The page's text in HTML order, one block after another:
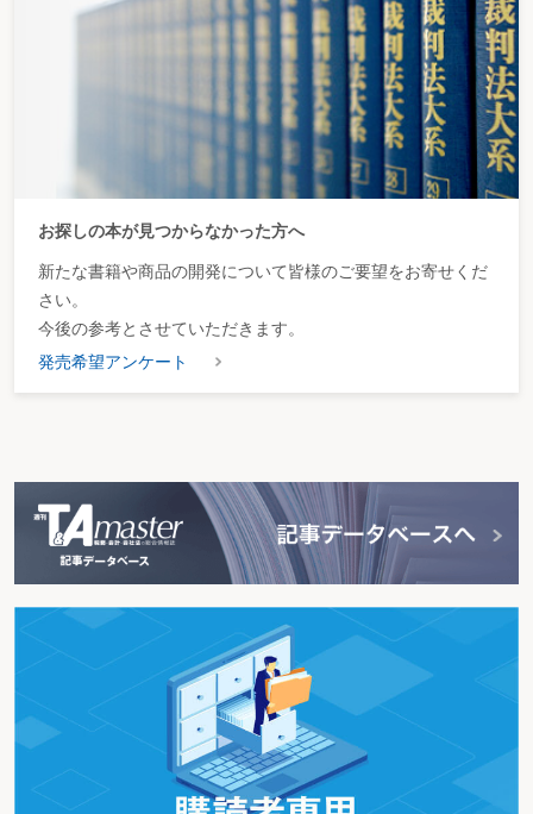
お探しの本が見つからなかった方へ
新たな書籍や商品の開発について皆様のご要望をお寄せくだ
さい。
今後の参考とさせていただきます。
発売希望アンケート